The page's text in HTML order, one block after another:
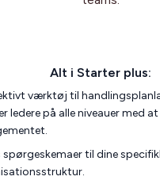
Alt i Starter plus:
værktøj til
ledere på alle niveauer med
spørgeskemaer til dine